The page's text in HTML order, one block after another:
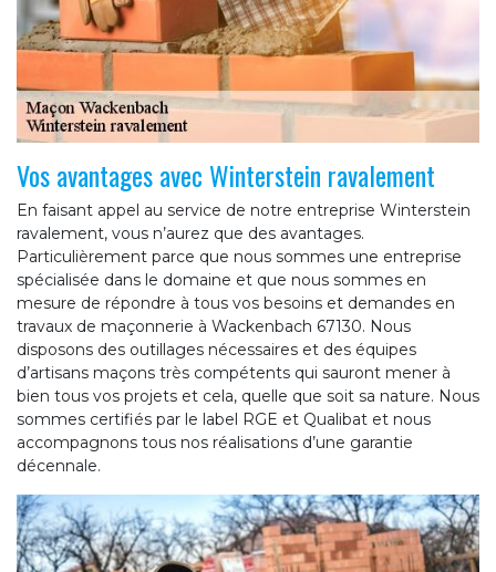
Vos avantages avec Winterstein ravalement
En faisant appel au service de notre entreprise Winterstein
ravalement, vous n’aurez que des avantages.
Particulièrement parce que nous sommes une entreprise
spécialisée dans le domaine et que nous sommes en
mesure de répondre à tous vos besoins et demandes en
travaux de maçonnerie à Wackenbach 67130. Nous
disposons des outillages nécessaires et des équipes
d’artisans maçons très compétents qui sauront mener à
bien tous vos projets et cela, quelle que soit sa nature. Nous
sommes certifiés par le label RGE et Qualibat et nous
accompagnons tous nos réalisations d’une garantie
décennale.